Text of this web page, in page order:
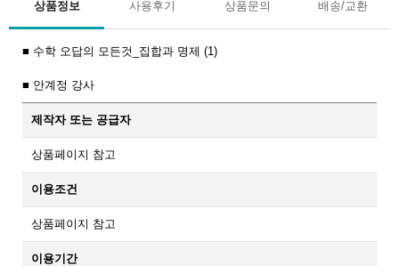
상품정보 사용후기 상품문의 배송/교환
■ 수학 오답의 모든것_집합과 명제 (1)
■ 안계정 강사
제작자 또는 공급자
상품페이지 참고
이용조건
상품페이지 참고
이용기간